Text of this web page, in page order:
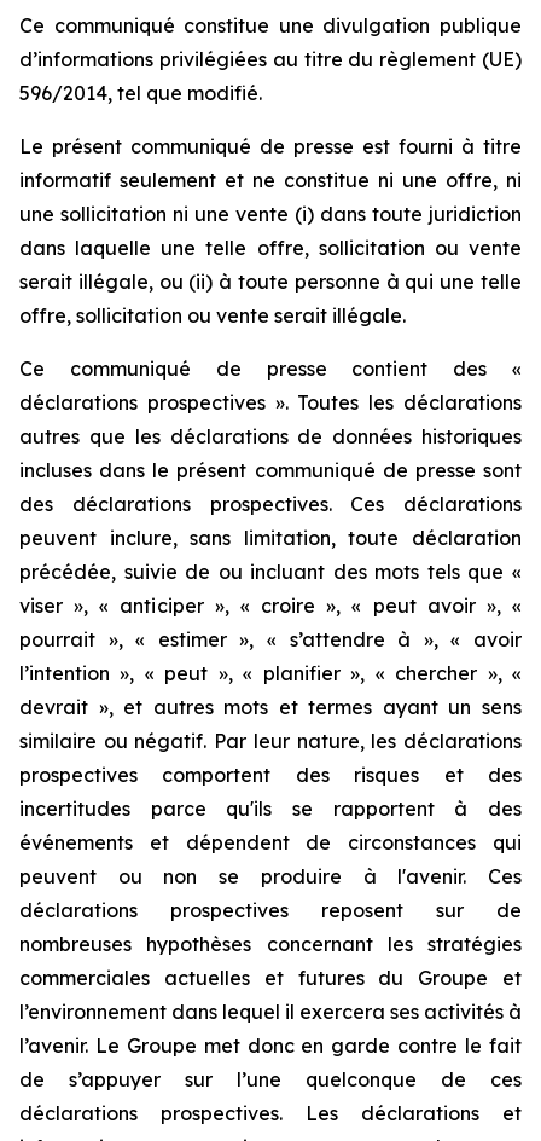
Ce communiqué constitue une divulgation publique
d’informations privilégiées au titre du règlement (UE)
596/2014, tel que modifié.
Le présent communiqué de presse est fourni à titre
informatif seulement et ne constitue ni une offre, ni
une sollicitation ni une vente (i) dans toute juridiction
dans laquelle une telle offre, sollicitation ou vente
serait illégale, ou (ii) à toute personne à qui une telle
offre, sollicitation ou vente serait illégale.
Ce communiqué de presse contient des «
déclarations prospectives ». Toutes les déclarations
autres que les déclarations de données historiques
incluses dans le présent communiqué de presse sont
des déclarations prospectives. Ces déclarations
peuvent inclure, sans limitation, toute déclaration
précédée, suivie de ou incluant des mots tels que «
viser », « anticiper », « croire », « peut avoir », «
pourrait », « estimer », « s’attendre à », « avoir
l’intention », « peut », « planifier », « chercher », «
devrait », et autres mots et termes ayant un sens
similaire ou négatif. Par leur nature, les déclarations
prospectives comportent des risques et des
incertitudes parce qu'ils se rapportent à des
événements et dépendent de circonstances qui
peuvent ou non se produire à l'avenir. Ces
déclarations prospectives reposent sur de
nombreuses hypothèses concernant les stratégies
commerciales actuelles et futures du Groupe et
l’environnement dans lequel il exercera ses activités à
l’avenir. Le Groupe met donc en garde contre le fait
de s’appuyer sur l’une quelconque de ces
déclarations prospectives. Les déclarations et